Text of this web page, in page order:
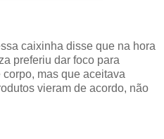
caixinha disse que na hora
preferiu dar foco para
mas que aceitava
vieram de acordo, não